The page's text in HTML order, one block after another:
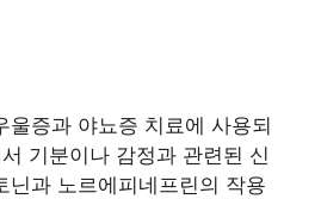
울증과 야뇨증 치료에 사용되
기분이나 감정과 관련된 신
닌과 노르에피네프린의 작용